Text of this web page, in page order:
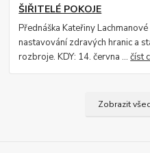
ŠIŘITELÉ POKOJE
Přednáška Kateřiny
nastavování zdravých hranic a
rozbroje. KDY: 14. června ...číst
Zobrazit